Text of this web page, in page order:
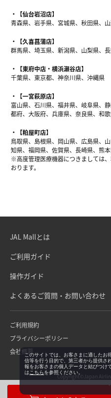
【仙台岩沼店】
青森県、岩手県、宮城県、秋田県、
【久喜菖蒲店】
群馬県、埼玉県、新潟県、山梨県、
【東府中店・横浜瀬谷店】
千葉県、東京都、神奈川県、沖縄県
【一宮萩原店】
富山県、石川県、福井県、岐阜県、
都府、大阪府、兵庫県、奈良県、和
【粕屋町店】
鳥取県、島根県、岡山県、広島県、
知県、福岡県、佐賀県、長崎県、熊
※高度管理医療機器につきましては
おります。
JAL Mallとは
ご利用ガイド
操作ガイド
よくあるご質問・お問い合わせ
ご利用規約
プライバシーポリシー
会社概要
Copyright©Japan
このサイトでは、お客さまに適したお
信等を行う目的で、第三者から提供さ
報をお客さまの個人データと結びつけ
は こちらを参照ください。